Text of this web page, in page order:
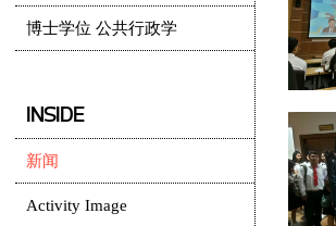
博士学位 公共行政学
INSIDE
新闻
Activity Image